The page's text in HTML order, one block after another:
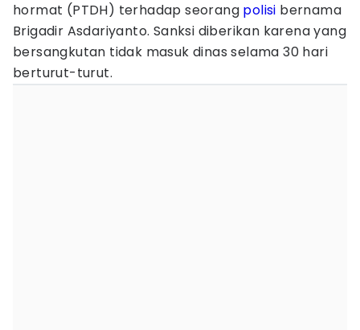
hormat (PTDH) terhadap seorang polisi bernama
Brigadir Asdariyanto. Sanksi diberikan karena yang
bersangkutan tidak masuk dinas selama 30 hari
berturut-turut.